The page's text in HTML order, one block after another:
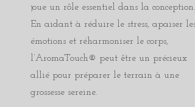
joue un rôle essentiel dans la conception.
En aidant à réduire le stress, apaiser les
émotions et réharmoniser le corps,
l’AromaTouch® peut être un précieux
allié pour préparer le terrain à une
grossesse sereine.